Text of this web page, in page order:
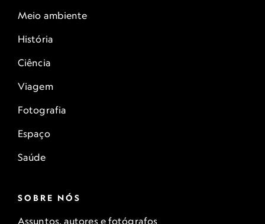
Meio ambiente
História
Ciência
Viagem
Fotografia
Espaço
Saúde
SOBRE NÓS
Assuntos, autores e fotógrafos